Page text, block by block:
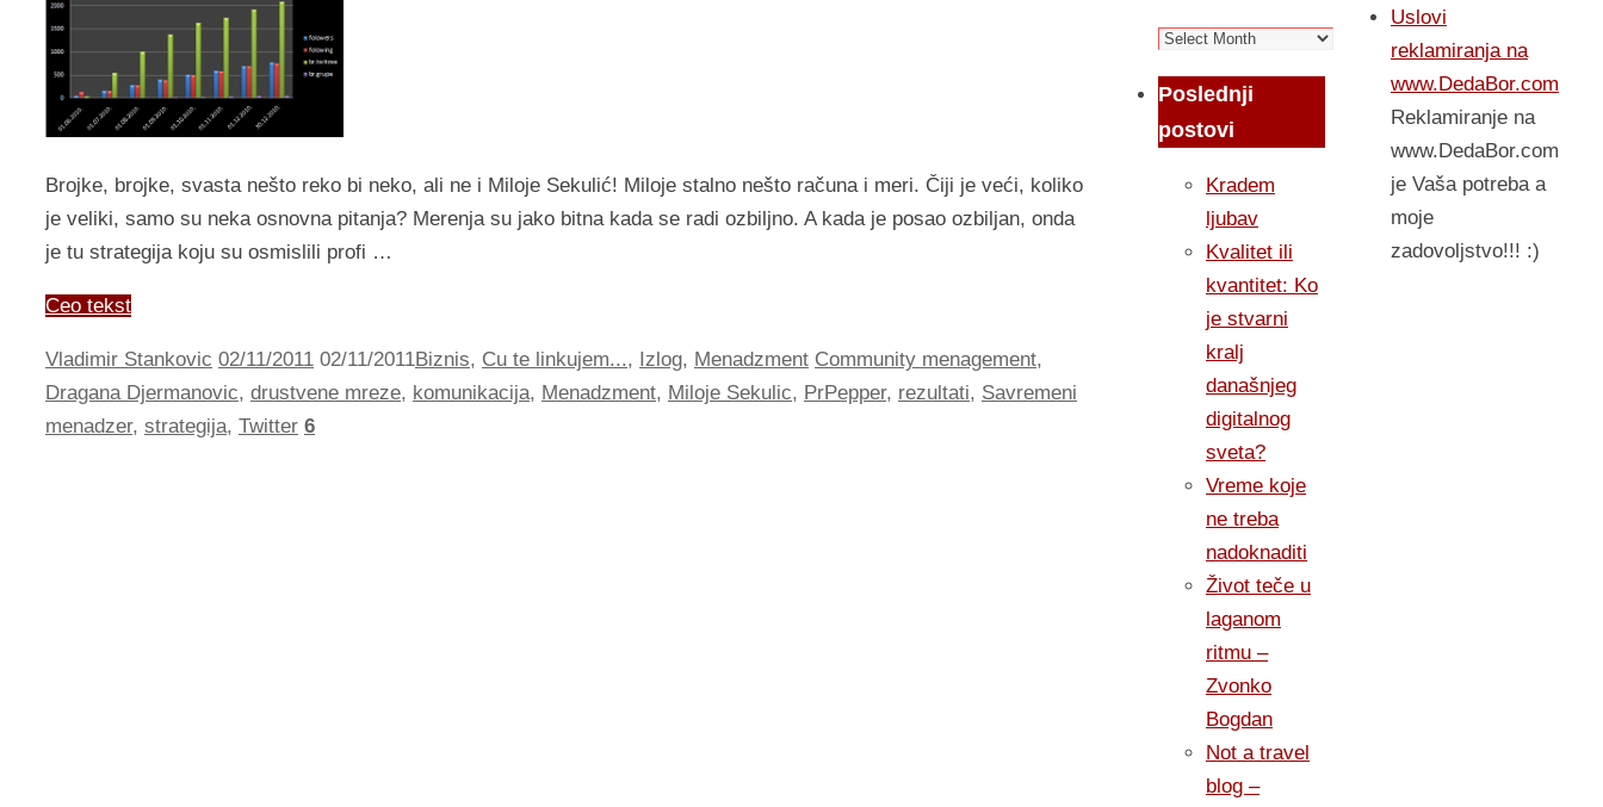
Brojke, brojke, svasta nešto reko bi neko, ali ne i Miloje Sekulić! Miloje stalno nešto računa i meri. Čiji je veći, koliko
je veliki, samo su neka osnovna pitanja? Merenja su jako bitna kada se radi ozbiljno. A kada je posao ozbiljan, onda
je tu strategija koju su osmislili profi …
Ceo tekst
Vladimir Stankovic 02/11/2011 02/11/2011Biznis, Cu te linkujem..., Izlog, Menadzment Community menagement,
Dragana Djermanovic, drustvene mreze, komunikacija, Menadzment, Miloje Sekulic, PrPepper, rezultati, Savremeni
menadzer, strategija, Twitter 6
Arhiva
Poslednji
postovi
Kradem
ljubav
Kvalitet ili
kvantitet: Ko
je stvarni
kralj
današnjeg
digitalnog
sveta?
Vreme koje
ne treba
nadoknaditi
Život teče u
laganom
ritmu –
Zvonko
Bogdan
Not a travel
blog –
Uslovi
reklamiranja na
www.DedaBor.com
Reklamiranje na
www.DedaBor.com
je Vaša potreba a
moje
zadovoljstvo!!! :)